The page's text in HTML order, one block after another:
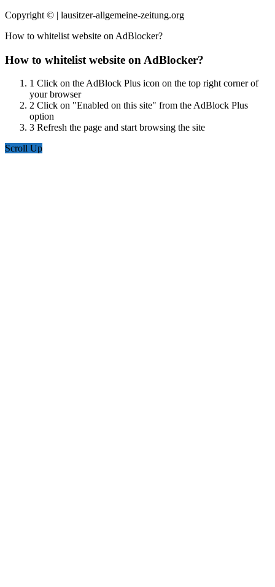
Copyright © | lausitzer-allgemeine-zeitung.org
How to whitelist website on AdBlocker?
How to whitelist website on AdBlocker?
1 Click on the AdBlock Plus icon on the top right corner of
your browser
2 Click on "Enabled on this site" from the AdBlock Plus
option
3 Refresh the page and start browsing the site
Scroll Up